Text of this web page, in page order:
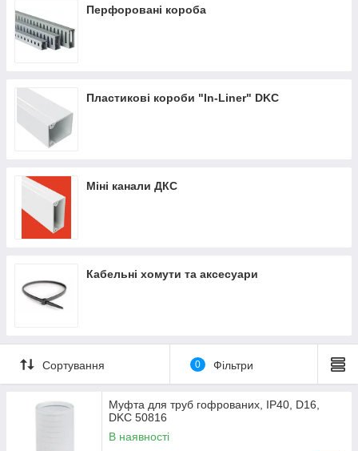
Перфоровані короба
Пластикові короби "In-Liner" DKC
Міні канали ДКС
Кабельні хомути та аксесуари
Сортування 0 Фільтри
Муфта для труб гофрованих, IP40, D16,
DKC 50816
В наявності